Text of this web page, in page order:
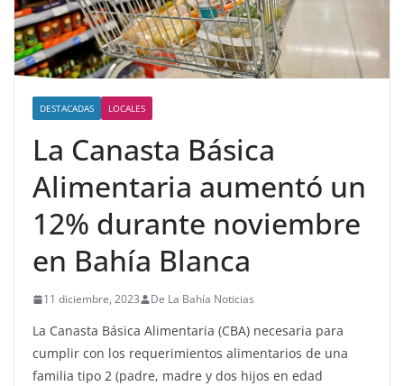
DESTACADAS LOCALES
La Canasta Básica
Alimentaria aumentó un
12% durante noviembre
en Bahía Blanca
11 diciembre, 2023 De La Bahía Noticias
La Canasta Básica Alimentaria (CBA) necesaria para
cumplir con los requerimientos alimentarios de una
familia tipo 2 (padre, madre y dos hijos en edad